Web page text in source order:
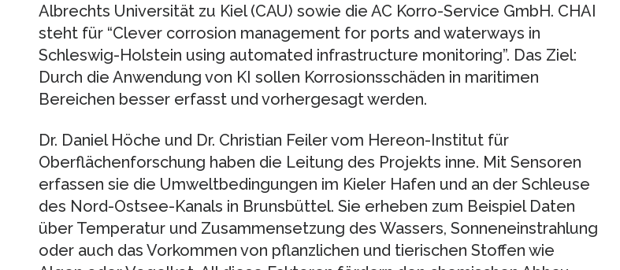
Albrechts Universität zu Kiel (CAU) sowie die AC Korro-Service GmbH. CHAI
steht für “Clever corrosion management for ports and waterways in
Schleswig-Holstein using automated infrastructure monitoring”. Das Ziel:
Durch die Anwendung von KI sollen Korrosionsschäden in maritimen
Bereichen besser erfasst und vorhergesagt werden.
Dr. Daniel Höche und Dr. Christian Feiler vom Hereon-Institut für
Oberflächenforschung haben die Leitung des Projekts inne. Mit Sensoren
erfassen sie die Umweltbedingungen im Kieler Hafen und an der Schleuse
des Nord-Ostsee-Kanals in Brunsbüttel. Sie erheben zum Beispiel Daten
über Temperatur und Zusammensetzung des Wassers, Sonneneinstrahlung
oder auch das Vorkommen von pflanzlichen und tierischen Stoffen wie